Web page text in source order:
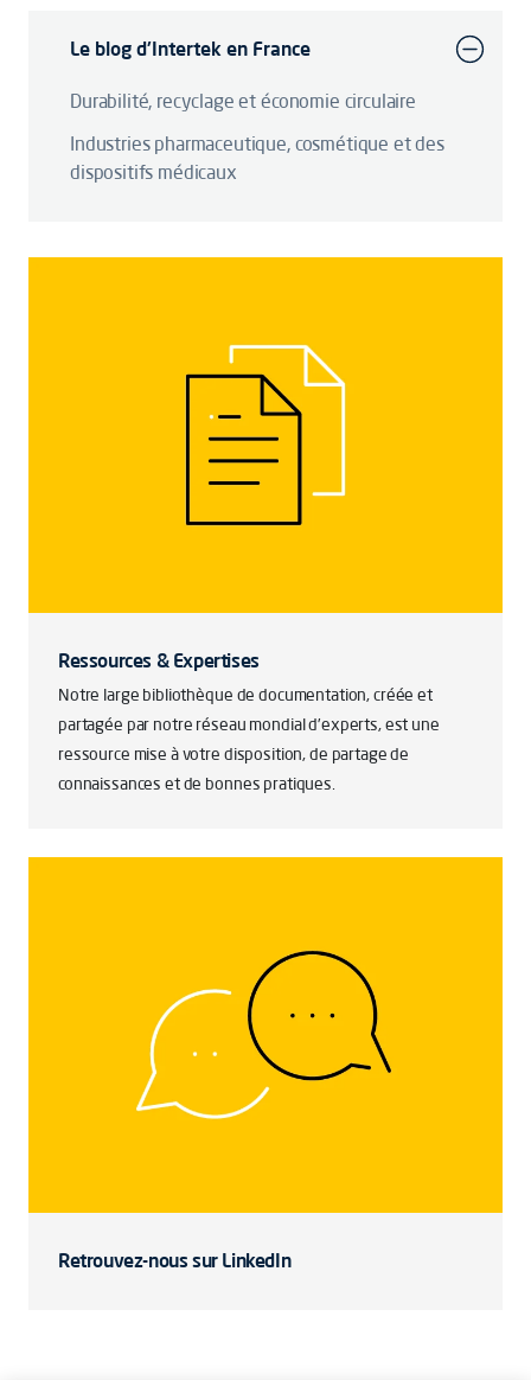
Le blog d'Intertek en France
Durabilité, recyclage et économie circulaire
Industries pharmaceutique, cosmétique et des
dispositifs médicaux
Ressources & Expertises
Notre large bibliothèque de documentation, créée et
partagée par notre réseau mondial d’experts, est une
ressource mise à votre disposition, de partage de
connaissances et de bonnes pratiques.
Retrouvez-nous sur LinkedIn